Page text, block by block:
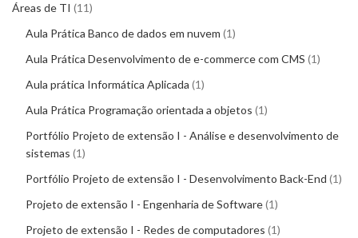
Áreas de TI 11
Aula Prática Banco de dados em nuvem 1
Aula Prática Desenvolvimento de e-commerce com CMS 1
Aula prática Informática Aplicada 1
Aula Prática Programação orientada a objetos 1
Portfólio Projeto de extensão I - Análise e desenvolvimento de
sistemas 1
Portfólio Projeto de extensão I - Desenvolvimento Back-End 1
Projeto de extensão I - Engenharia de Software 1
Projeto de extensão I - Redes de computadores 1